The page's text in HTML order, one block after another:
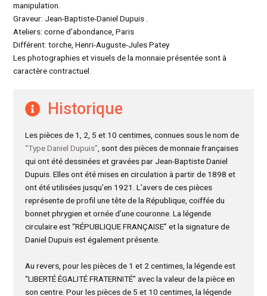
manipulation.
Graveur: Jean-Baptiste-Daniel Dupuis .
Ateliers: corne d’abondance, Paris
Différent: torche, Henri-Auguste-Jules Patey
Les photographies et visuels de la monnaie présentée sont à
caractère contractuel.
Historique
Les pièces de 1, 2, 5 et 10 centimes, connues sous le nom de
“Type Daniel Dupuis” , sont des pièces de monnaie françaises
qui ont été dessinées et gravées par Jean-Baptiste Daniel
Dupuis. Elles ont été mises en circulation à partir de 1898 et
ont été utilisées jusqu’en 1921. L’avers de ces pièces
représente de profil une tête de la République, coiffée du
bonnet phrygien et ornée d’une couronne. La légende
circulaire est “RÉPUBLIQUE FRANÇAISE” et la signature de
Daniel Dupuis est également présente.
Au revers, pour les pièces de 1 et 2 centimes, la légende est
“LIBERTÉ ÉGALITÉ FRATERNITÉ” avec la valeur de la pièce en
son centre. Pour les pièces de 5 et 10 centimes, la légende